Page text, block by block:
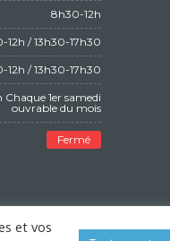
8h30-12h
12h / 13h30-17h30
12h / 13h30-17h30
1er samedi
ouvrable du mois
Fermé
et vos